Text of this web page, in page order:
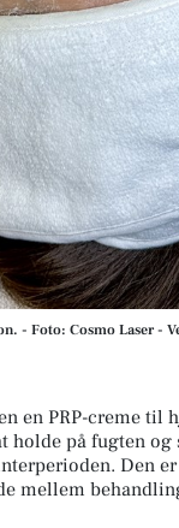
- Foto: Cosmo Laser -
en PRP-creme til
holde på fugten og
Den
mellem